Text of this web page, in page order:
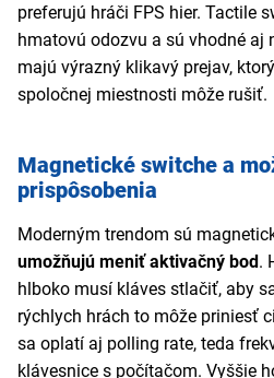
preferujú hráči FPS hier. Tactile
hmatovú odozvu a sú vhodné aj
majú výrazný klikavý prejav,
spoločnej miestnosti môže rušiť.
Magnetické switche a
prispôsobenia
Moderným trendom sú
umožňujú meniť aktivačný bod.
hlboko musí kláves stlačiť, aby
rýchlych hrách to môže priniesť
sa oplatí aj polling rate, teda
klávesnice s počítačom. Vyššie